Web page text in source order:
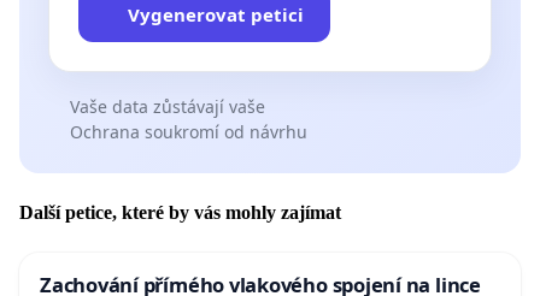
Vygenerovat petici
Vaše data zůstávají vaše
Ochrana soukromí od návrhu
Další petice, které by vás mohly zajímat
Zachování přímého vlakového spojení na lince